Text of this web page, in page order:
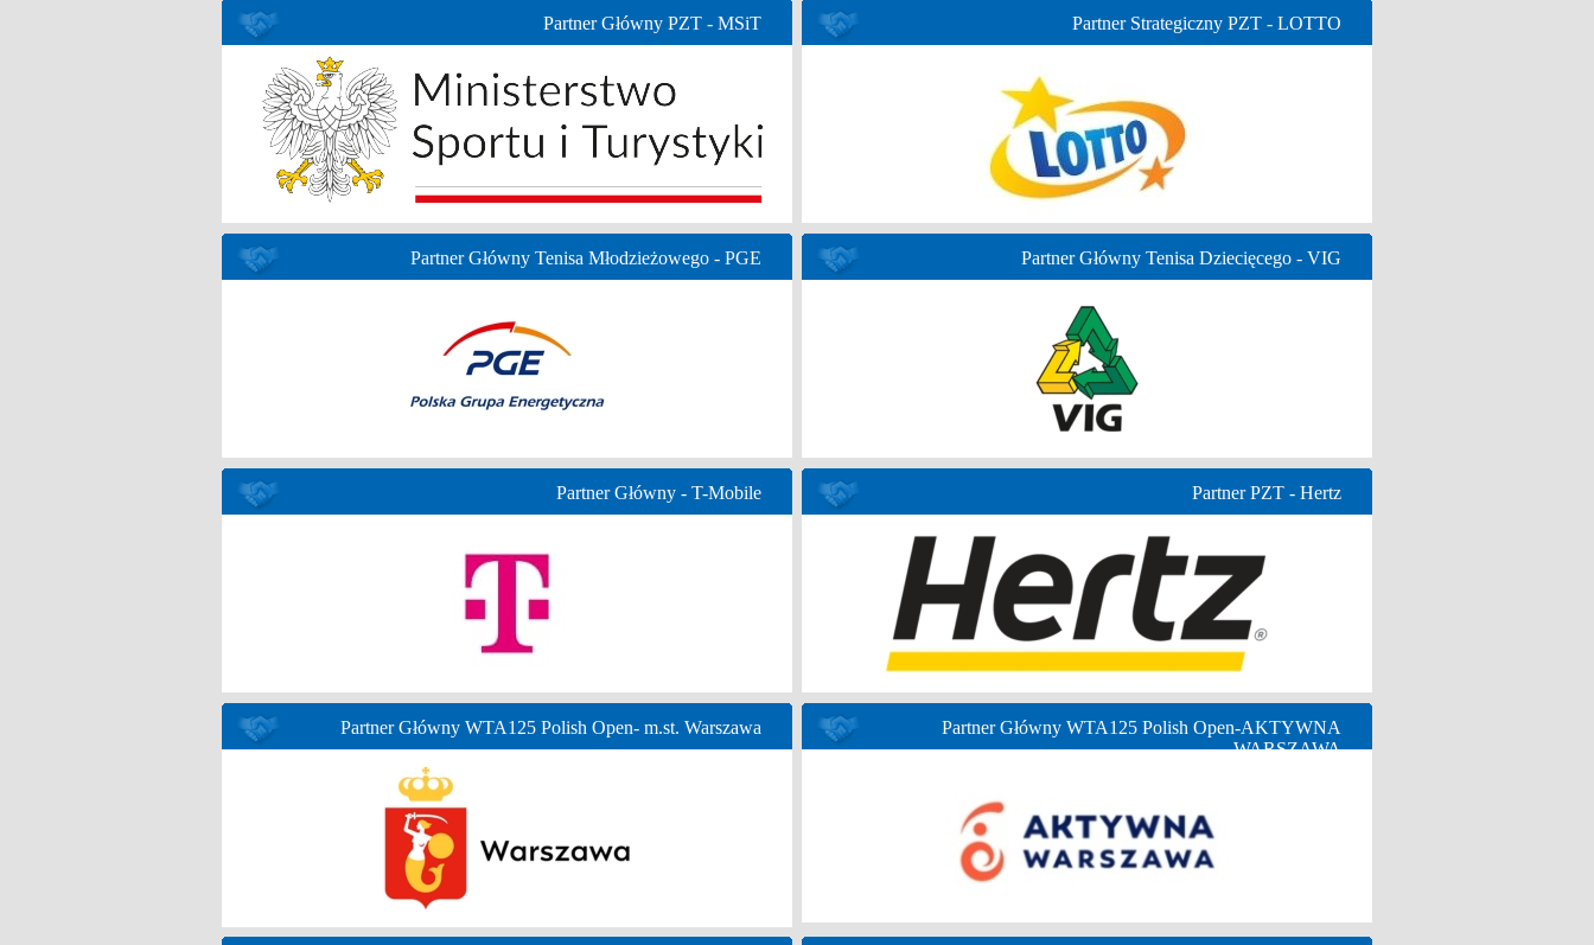
Partner Główny PZT - MSiT Partner Strategiczny PZT - LOTTO
Partner Główny Tenisa Młodzieżowego - PGE Partner Główny Tenisa Dziecięcego - VIG
Partner Główny - T-Mobile Partner PZT - Hertz
Partner Główny WTA125 Polish Open- m.st. Warszawa
Partner Główny WTA125 Polish Open-AKTYWNA
WARSZAWA